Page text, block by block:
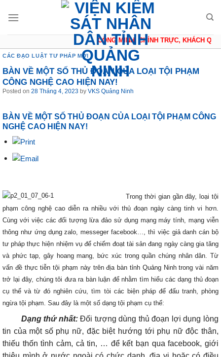
CÔNG MINH, CHÍNH TRỰC, KHÁCH QUAN,
CÁC ĐẠO LUẬT TƯ PHÁP MỚI
BÀN VỀ MỘT SỐ THỦ ĐOẠN CỦA LOẠI TỘI PHẠM
CÔNG NGHỆ CAO HIỆN NAY!
Posted on 28 Tháng 4, 2023 by VKS Quảng Ninh
BÀN VỀ MỘT SỐ THỦ ĐOẠN CỦA LOẠI TỘI PHẠM CÔNG
NGHỆ CAO HIỆN NAY!
Trong thời gian gần đây, loại tội
phạm công nghệ cao diễn ra nhiều với thủ đoạn ngày càng tinh vi hơn.
Cùng với việc các đối tượng lừa đảo sử dụng mạng máy tính, mạng viễn
thông như ứng dụng zalo, messeger facebook…, thì việc giả danh cán bộ
tư pháp thực hiện nhiệm vụ để chiếm đoạt tài sản đang ngày càng gia tăng
và phức tạp, gây hoang mang, bức xúc trong quần chúng nhân dân. Từ
vấn đề thực tiễn tội phạm này trên địa bàn tỉnh Quảng Ninh trong vài năm
trở lại đây, chúng tôi đưa ra bàn luận để nhằm tìm hiểu các dạng thủ đoạn
cụ thể và từ đó nghiên cứu, tìm tòi các biện pháp để đấu tranh, phòng
ngừa tội phạm. Sau đây là một số dạng tội phạm cụ thể:
Dạng thứ nhất: Đối tượng dùng thủ đoạn lợi dụng lòng
tin của một số phụ nữ, đặc biệt hướng tới phụ nữ độc thân,
thiếu thốn tình cảm, cả tin, … để kết bạn qua facebook, giới